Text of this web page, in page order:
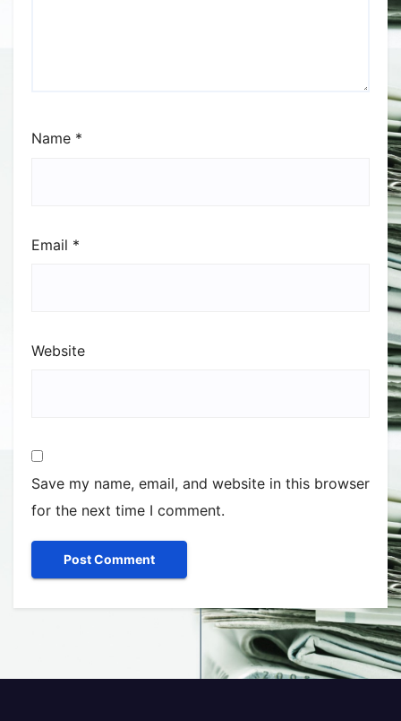
Name *
Email *
Website
Save my name, email, and website in this browser
for the next time I comment.